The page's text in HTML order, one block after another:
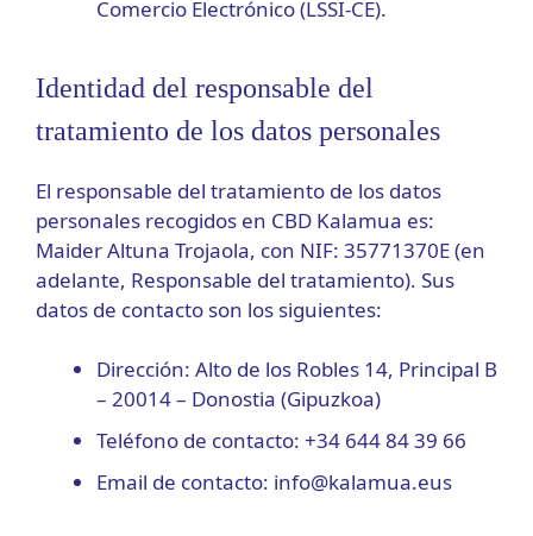
Comercio Electrónico (LSSI-CE).
Identidad del responsable del
tratamiento de los datos personales
El responsable del tratamiento de los datos
personales recogidos en CBD Kalamua es:
Maider Altuna Trojaola, con NIF: 35771370E (en
adelante, Responsable del tratamiento). Sus
datos de contacto son los siguientes:
Dirección: Alto de los Robles 14, Principal B
– 20014 – Donostia (Gipuzkoa)
Teléfono de contacto: +34 644 84 39 66
Email de contacto: info@kalamua.eus